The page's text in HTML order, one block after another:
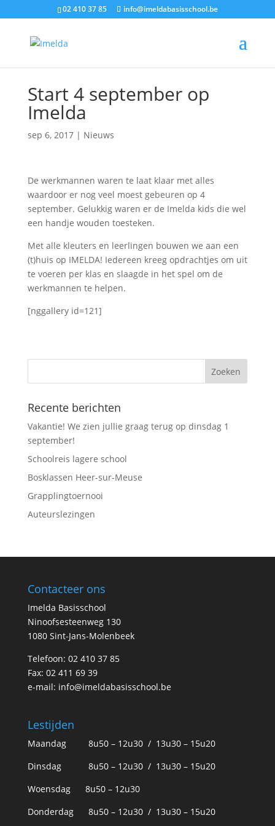
02 410 37 85 info@imeldabasisschool.be
Start 4 september op
Imelda
sep 6, 2017| Nieuws
De werkmannen waren te laat klaar met alles
waardoor er nog veel moest gebeuren op 4
september. Gelukkig waren er de Imelda kids die wel
een handje wouden toesteken.
Met alle kleuters en leerlingen bouwen we aan een
(t)huis op IMELDA! Iedereen kreeg opdrachtjes om uit
te voeren per klas en slaagde in het spel om de
werkmannen te helpen.
[nggallery id=121]
Recente berichten
Vakantie! We zien jullie graag terug op dinsdag 1
september!
Schoolreis lagere school
Bosklassen Heer-sur-Meuse
Grapplingtoernooi
Auteurslezingen
Contacteer ons
Imelda Basisschool
Ninoofsesteenweg 130
1080 Sint-Jans-Molenbeek
Telefoon: 02 410 37 85
Fax: 02 411 69 39
e-mail: info@imeldabasisschool.be
Lestijden
Maandag 8u50 – 12u30 / 13u30 – 15u20
Dinsdag 8u50 – 12u30 / 13u30 – 15u20
Woensdag 8u50 – 12u30
Donderdag 8u50 – 12u30 / 13u30 – 15u20